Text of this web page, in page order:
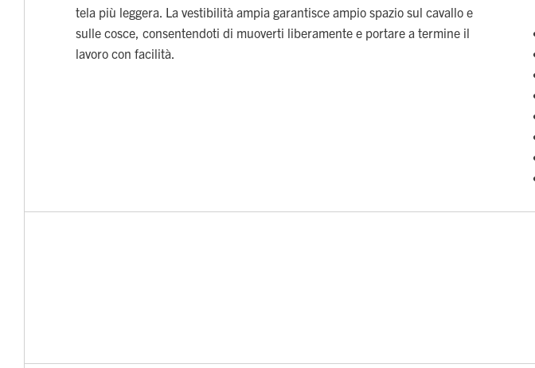
tela più leggera. La vestibilità ampia garantisce ampio spazio sul cavallo e
sulle cosce, consentendoti di muoverti liberamente e portare a termine il
lavoro con facilità.